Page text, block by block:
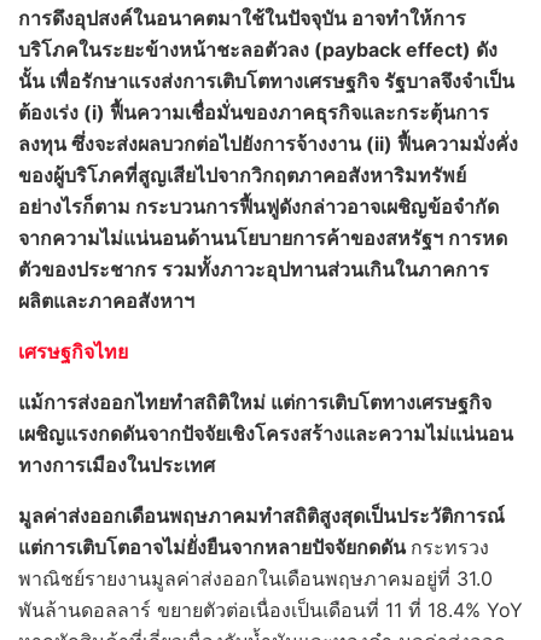
การดึงอุปสงค์ในอนาคตมาใช้ในปัจจุบัน อาจทำให้การ
บริโภคในระยะข้างหน้าชะลอตัวลง (payback effect) ดัง
นั้น เพื่อรักษาแรงส่งการเติบโตทางเศรษฐกิจ รัฐบาลจึงจำเป็น
ต้องเร่ง (i) ฟื้นความเชื่อมั่นของภาคธุรกิจและกระตุ้นการ
ลงทุน ซึ่งจะส่งผลบวกต่อไปยังการจ้างงาน (ii) ฟื้นความมั่งคั่ง
ของผู้บริโภคที่สูญเสียไปจากวิกฤตภาคอสังหาริมทรัพย์
อย่างไรก็ตาม กระบวนการฟื้นฟูดังกล่าวอาจเผชิญข้อจำกัด
จากความไม่แน่นอนด้านนโยบายการค้าของสหรัฐฯ การหด
ตัวของประชากร รวมทั้งภาวะอุปทานส่วนเกินในภาคการ
ผลิตและภาคอสังหาฯ
เศรษฐกิจไทย
แม้การส่งออกไทยทำสถิติใหม่ แต่การเติบโตทางเศรษฐกิจ
เผชิญแรงกดดันจากปัจจัยเชิงโครงสร้างและความไม่แน่นอน
ทางการเมืองในประเทศ
มูลค่าส่งออกเดือนพฤษภาคมทำสถิติสูงสุดเป็นประวัติการณ์
แต่การเติบโตอาจไม่ยั่งยืนจากหลายปัจจัยกดดัน กระทรวง
พาณิชย์รายงานมูลค่าส่งออกในเดือนพฤษภาคมอยู่ที่ 31.0
พันล้านดอลลาร์ ขยายตัวต่อเนื่องเป็นเดือนที่ 11 ที่ 18.4% YoY